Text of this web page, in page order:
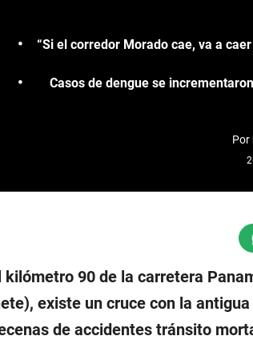
“Si el corredor Morado cae, va a
Casos de dengue se
Por
kilómetro 90 de la carretera
existe un cruce con la
de accidentes tránsito